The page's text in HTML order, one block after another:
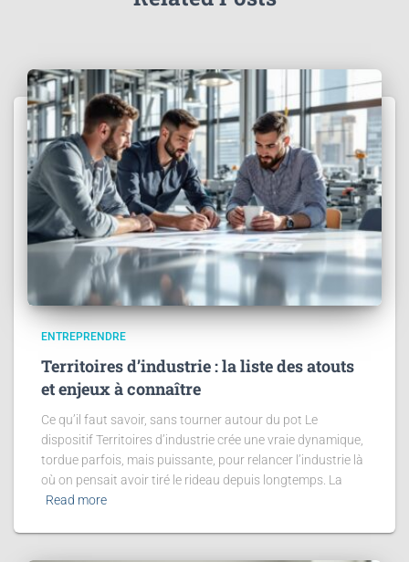
ENTREPRENDRE
Territoires d’industrie : la liste des atouts
et enjeux à connaître
Ce qu’il faut savoir, sans tourner autour du pot Le
dispositif Territoires d’industrie crée une vraie dynamique,
tordue parfois, mais puissante, pour relancer l’industrie là
où on pensait avoir tiré le rideau depuis longtemps. La
Read more